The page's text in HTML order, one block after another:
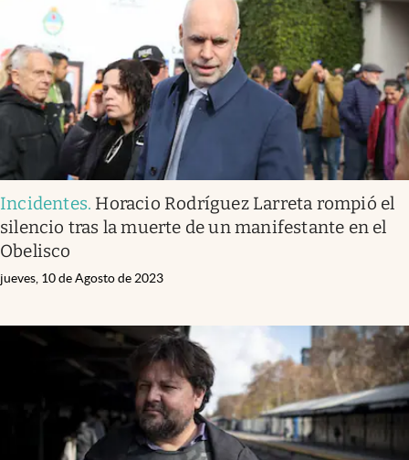
Incidentes. Horacio Rodríguez Larreta rompió el
silencio tras la muerte de un manifestante en el
Obelisco
jueves, 10 de Agosto de 2023